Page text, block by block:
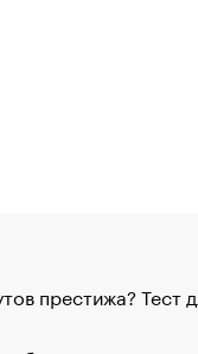
престижа? Тест